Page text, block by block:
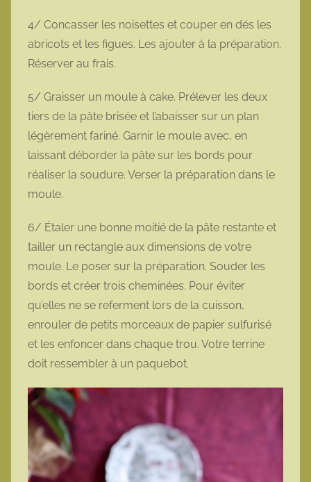
4/ Concasser les noisettes et couper en dés les
abricots et les figues. Les ajouter à la préparation.
Réserver au frais.
5/ Graisser un moule à cake. Prélever les deux
tiers de la pâte brisée et l’abaisser sur un plan
légèrement fariné. Garnir le moule avec, en
laissant déborder la pâte sur les bords pour
réaliser la soudure. Verser la préparation dans le
moule.
6/ Étaler une bonne moitié de la pâte restante et
tailler un rectangle aux dimensions de votre
moule. Le poser sur la préparation. Souder les
bords et créer trois cheminées. Pour éviter
qu’elles ne se referment lors de la cuisson,
enrouler de petits morceaux de papier sulfurisé
et les enfoncer dans chaque trou. Votre terrine
doit ressembler à un paquebot.